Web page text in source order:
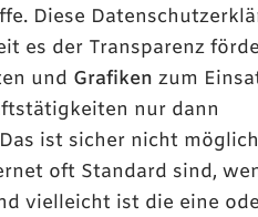
Diese
es der Transparenz
und Grafiken zum
nur dann
ist sicher nicht
oft Standard sind,
vielleicht ist die eine